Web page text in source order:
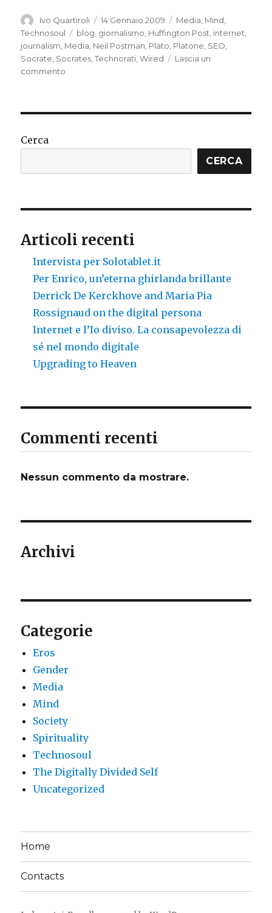
Autore
Ivo Quartiroli
Pubblicato
il
14 Gennaio 2009 Categorie
Media Mind
Technosoul
Tag
blog giornalismo Huffington Post internet
journalism Media Neil Postman Plato Platone SEO
Socrate Socrates ,Technorati ,Wired
Lascia un
commento
Cerca
CERCA
Articoli recenti
Intervista per Solotablet.it
Per Enrico, un’eterna ghirlanda brillante
Derrick De Kerckhove and Maria Pia
Rossignaud on the digital persona
Internet e l’Io diviso. La consapevolezza di
sé nel mondo digitale
Upgrading to Heaven
Commenti recenti
Nessun commento da mostrare.
Archivi
Categorie
Eros
Gender
Media
Mind
Society
Spirituality
Technosoul
The Digitally Divided Self
Uncategorized
Home
Contacts